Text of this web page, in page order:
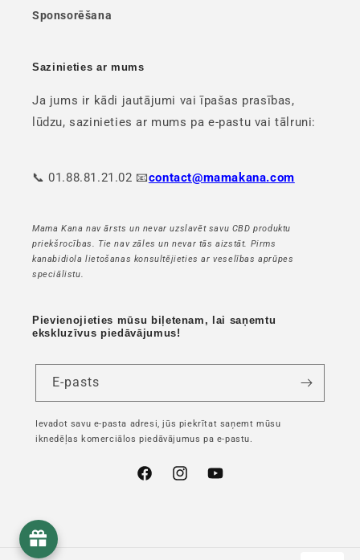
Sponsorēšana
Sazinieties ar mums
Ja jums ir kādi jautājumi vai īpašas prasības,
lūdzu, sazinieties ar mums pa e-pastu vai tālruni:
📞 01.88.81.21.02 📧contact@mamakana.com
Mama Kana nav ārsts un nevar uzslavēt savu CBD produktu
priekšrocības. Tie nav zāles un nevar tās aizstāt. Pirms
kanabidiola lietošanas konsultējieties ar veselības aprūpes
speciālistu.
Pievienojieties mūsu biļetenam, lai saņemtu
ekskluzīvus piedāvājumus!
E-pasts
Ievadot savu e-pasta adresi, jūs piekrītat saņemt mūsu
iknedēļas komerciālos piedāvājumus pa e-pastu.
FacebookInstagramYouTube